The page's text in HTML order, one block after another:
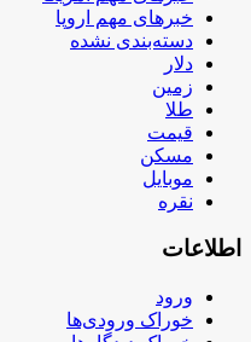
خبرهای مهم اروپا
دسته‌بندی نشده
دلار
زمین
طلا
قیمت
مسکن
موبایل
نقره
اطلاعات
ورود
خوراک ورودی‌ها